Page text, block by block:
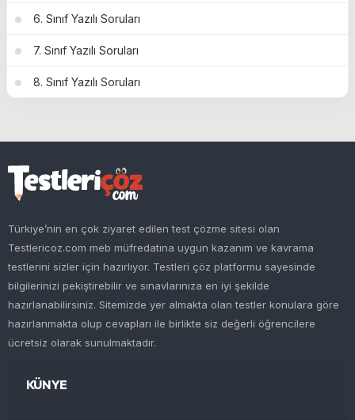
6. Sınıf Yazılı Soruları
7. Sınıf Yazılı Soruları
8. Sınıf Yazılı Soruları
Türkiye’nin en çok ziyaret edilen test çözme sitesi olan
Testlericoz.com meb müfredatına uygun kazanım ve kavrama
testlerini sizler için hazırlıyor. Testleri çöz platformu sayesinde
bilgilerinizi pekiştirebilir ve sınavlarınıza en iyi şekilde
hazırlanabilirsiniz. Sitemizde yer almakta olan testler konulara göre
hazırlanmakta olup cevapları ile birlikte siz değerli öğrencilere
ücretsiz olarak sunulmaktadır.
KÜNYE